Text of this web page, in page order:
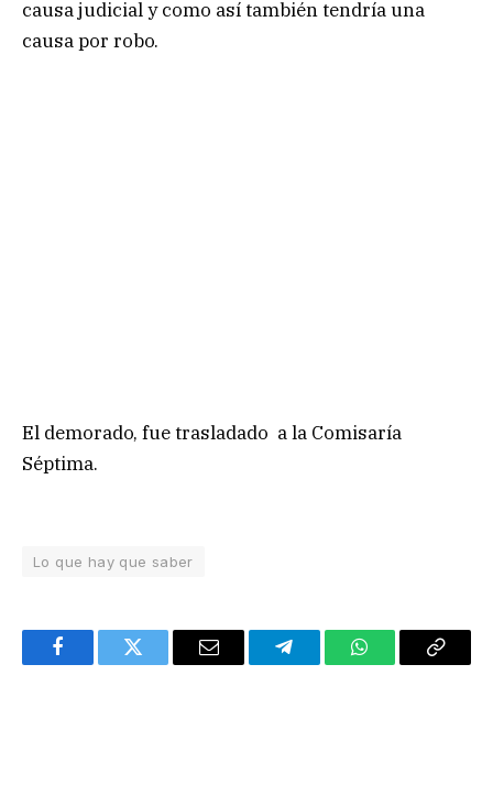
causa judicial y como así también tendría una
causa por robo.
El demorado, fue trasladado a la Comisaría
Séptima.
Lo que hay que saber
FacebookTwitter Email TelegramWhatsAppCopy